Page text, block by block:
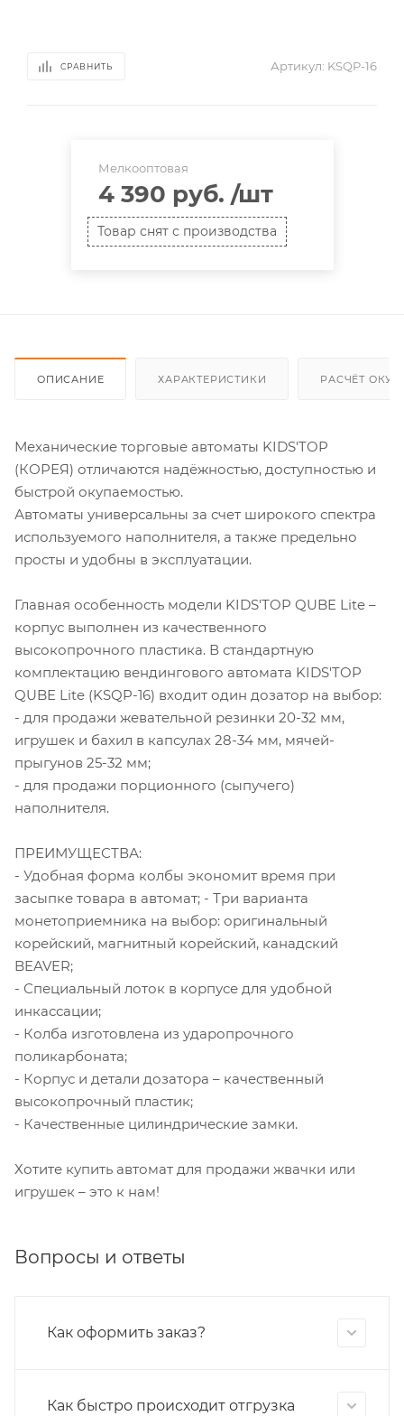
СРАВНИТЬ Артикул: KSQP-16
Мелкооптовая
4 390 руб. /шт
Товар снят с производства
ОПИСАНИЕ ХАРАКТЕРИСТИКИ РАСЧЁТ
Механические торговые автоматы KIDS'TOP
(КОРЕЯ) отличаются надёжностью, доступностью и
быстрой окупаемостью.
Автоматы универсальны за счет широкого спектра
используемого наполнителя, а также предельно
просты и удобны в эксплуатации.
Главная особенность модели KIDS'TOP QUBE Lite –
корпус выполнен из качественного
высокопрочного пластика. В стандартную
комплектацию вендингового автомата KIDS'TOP
QUBE Lite (KSQP-16) входит один дозатор на выбор:
- для продажи жевательной резинки 20-32 мм,
игрушек и бахил в капсулах 28-34 мм, мячей-
прыгунов 25-32 мм;
- для продажи порционного (сыпучего)
наполнителя.
ПРЕИМУЩЕСТВА:
- Удобная форма колбы экономит время при
засыпке товара в автомат; - Три варианта
монетоприемника на выбор: оригинальный
корейский, магнитный корейский, канадский
BEAVER;
- Специальный лоток в корпусе для удобной
инкассации;
- Колба изготовлена из ударопрочного
поликарбоната;
- Корпус и детали дозатора – качественный
высокопрочный пластик;
- Качественные цилиндрические замки.
Хотите купить автомат для продажи жвачки или
игрушек – это к нам!
Вопросы и ответы
Как оформить заказ?
Как быстро происходит отгрузка